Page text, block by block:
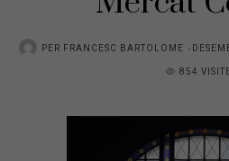
PER FRANCESC BARTOLOME
854